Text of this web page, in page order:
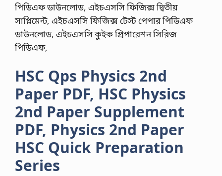
পিডিএফ ডাউনলোড, এইচএসসি ফিজিক্স দ্বিতীয়
সাপ্লিমেন্ট, এইচএসসি ফিজিক্স টেস্ট পেপার পিডিএফ
ডাউনলোড, এইচএসসি কুইক প্রিপারেশন সিরিজ
পিডিএফ,
HSC Qps Physics 2nd
Paper PDF, HSC Physics
2nd Paper Supplement
PDF, Physics 2nd Paper
HSC Quick Preparation
Series